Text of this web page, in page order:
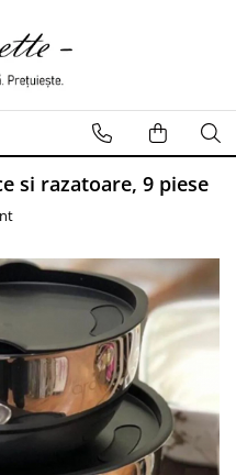
si razatoare, 9 piese